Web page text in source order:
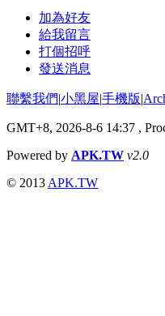
加為好友
給我留言
打個招呼
發送消息
聯繫我們|小黑屋|手機版|
GMT+8, 2026-8-6 14:37 ,
Powered by APK.TW v2.0
© 2013 APK.TW